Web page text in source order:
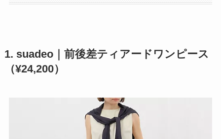
1. suadeo｜前後差ティアードワンピース
（¥24,200）